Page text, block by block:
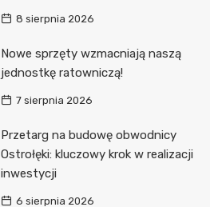
8 sierpnia 2026
Nowe sprzęty wzmacniają naszą
jednostkę ratowniczą!
7 sierpnia 2026
Przetarg na budowę obwodnicy
Ostrołęki: kluczowy krok w realizacji
inwestycji
6 sierpnia 2026